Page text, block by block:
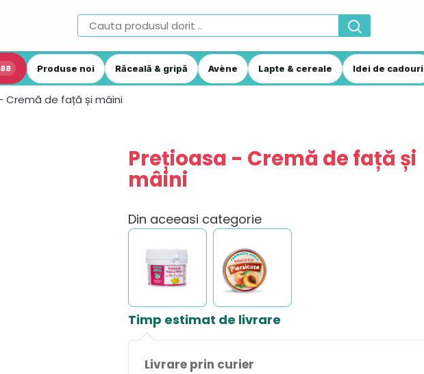
88 Produse noi Răceală & gripă Avène Lapte & cereale Idei de cadouri
Cremă de față și mâini
Prețioasa - Cremă de față și
mâini
Din aceeasi categorie
Timp estimat de livrare
Livrare prin curier